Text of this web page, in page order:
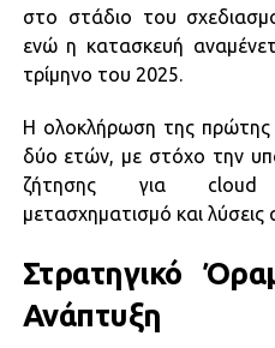
στο στάδιο του
ενώ η κατασκευή
τρίμηνο του 2025.
Η ολοκλήρωση της πρώτης
δύο ετών, με στόχο την
ζήτησης για cloud
μετασχηματισμό και
Στρατηγικό
Ανάπτυξη